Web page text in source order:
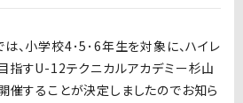
、小学校4･5･6年生を対象に、ハイレ
指すU-12テクニカルアカデミー杉山
催することが決定しましたのでお知ら